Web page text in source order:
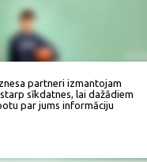
partneri izmantojam
sīkdatnes, lai dažādiem
par jums informāciju